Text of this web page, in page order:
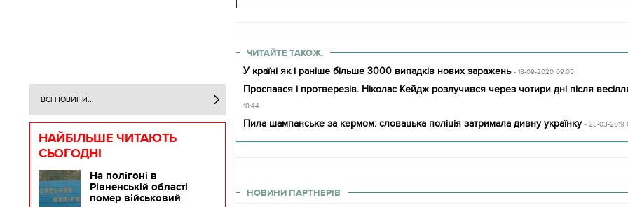
ВСІ НОВИНИ...
НАЙБІЛЬШЕ ЧИТАЮТЬ
СЬОГОДНІ
На полігоні в
Рівненській області
помер військовий
ЧИТАЙТЕ ТАКОЖ.
У країні як і раніше більше 3000 випадків нових заражень - 18-09-2020 09:05
Проспався і протверезів. Ніколас Кейдж розлучився через чотири дні після
18:44
Пила шампанське за кермом: словацька поліція затримала дивну українку - 28-03-2019
НОВИНИ ПАРТНЕРІВ